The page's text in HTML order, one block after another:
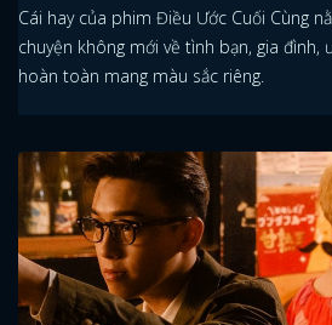
Cái hay của phim Điều Ước Cuối Cùng
chuyện không mới về tình bạn, gia đình,
hoàn toàn mang màu sắc riêng.